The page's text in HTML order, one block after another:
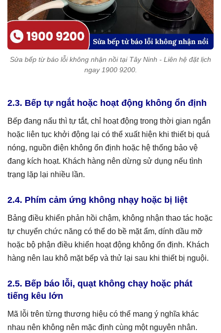
Sửa bếp từ báo lỗi không nhận nồi tại Tây Ninh - Liên hệ đặt lịch
ngay 1900 9200.
2.3. Bếp tự ngắt hoặc hoạt động không ổn định
Bếp đang nấu thì tự tắt, chỉ hoạt động trong thời gian ngắn
hoặc liên tục khởi động lại có thể xuất hiện khi thiết bị quá
nóng, nguồn điện không ổn định hoặc hệ thống bảo vệ
đang kích hoạt. Khách hàng nên dừng sử dụng nếu tình
trạng lặp lại nhiều lần.
2.4. Phím cảm ứng không nhạy hoặc bị liệt
Bảng điều khiển phản hồi chậm, không nhận thao tác hoặc
tự chuyển chức năng có thể do bề mặt ẩm, dính dầu mỡ
hoặc bộ phận điều khiển hoạt động không ổn định. Khách
hàng nên lau khô mặt bếp và thử lại sau khi thiết bị nguội.
2.5. Bếp báo lỗi, quạt không chạy hoặc phát
tiếng kêu lớn
Mã lỗi trên từng thương hiệu có thể mang ý nghĩa khác
nhau nên không nên mặc định cùng một nguyên nhân.